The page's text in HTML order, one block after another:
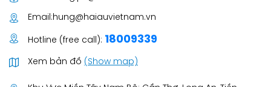
Email:hung@haiauvietnam.vn
Hotline (free call): 18009339
Xem bản đồ (Show map)